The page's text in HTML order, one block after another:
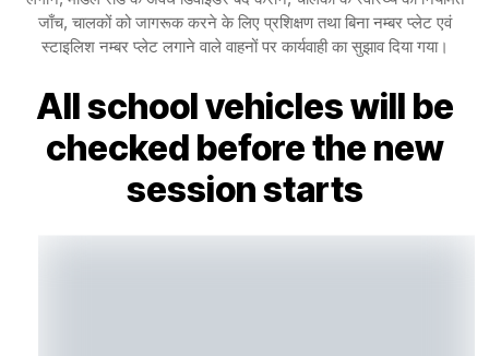
जाँच, चालकों को जागरूक करने के लिए प्रशिक्षण तथा बिना नम्बर प्लेट एवं
स्टाइलिश नम्बर प्लेट लगाने वाले वाहनों पर कार्यवाही का सुझाव दिया गया।
All school vehicles will be
checked before the new
session starts